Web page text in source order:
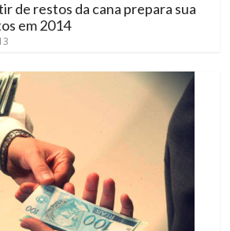
de restos da cana prepara sua
em 2014